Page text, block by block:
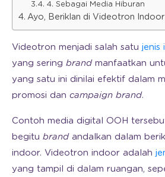
4. Sebagai Media Hiburan
Ayo, Beriklan di Videotron
Videotron menjadi salah satu jenis
yang sering brand manfaatkan
yang satu ini dinilai efektif dalam
promosi dan campaign brand.
Contoh media digital OOH
begitu brand andalkan dalam
indoor. Videotron indoor adalah
yang tampil di dalam ruangan,